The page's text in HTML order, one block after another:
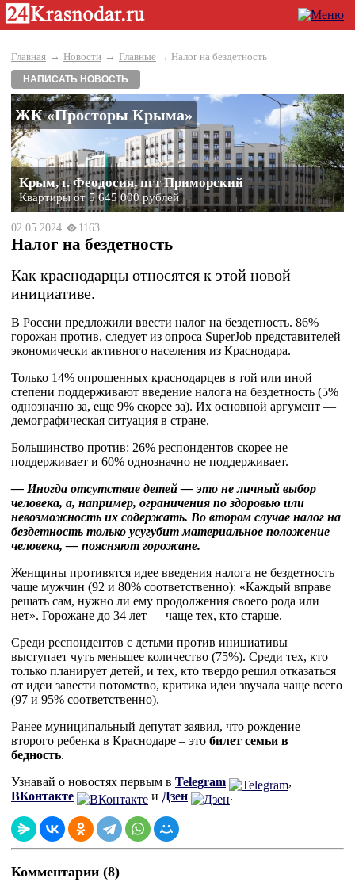
Главная → Новости → Главные → Налог на бездетность
НАПИСАТЬ НОВОСТЬ
ЖК «Просторы Крыма»
Крым, г. Феодосия, пгт Приморский
Квартиры от 5 645 000 рублей
02.05.2024 1163
Налог на бездетность
Как краснодарцы относятся к этой новой
инициативе.
В России предложили ввести налог на бездетность. 86%
горожан против, следует из опроса SuperJob представителей
экономически активного населения из Краснодара.
Только 14% опрошенных краснодарцев в той или иной
степени поддерживают введение налога на бездетность (5%
однозначно за, еще 9% скорее за). Их основной аргумент —
демографическая ситуация в стране.
Большинство против: 26% респондентов скорее не
поддерживает и 60% однозначно не поддерживает.
— Иногда отсутствие детей — это не личный выбор
человека, а, например, ограничения по здоровью или
невозможность их содержать. Во втором случае налог на
бездетность только усугубит материальное положение
человека, — поясняют горожане.
Женщины противятся идее введения налога не бездетность
чаще мужчин (92 и 80% соответственно): «Каждый вправе
решать сам, нужно ли ему продолжения своего рода или
нет». Горожане до 34 лет — чаще тех, кто старше.
Среди респондентов с детьми против инициативы
выступает чуть меньшее количество (75%). Среди тех, кто
только планирует детей, и тех, кто твердо решил отказаться
от идеи завести потомство, критика идеи звучала чаще всего
(97 и 95% соответственно).
Ранее муниципальный депутат заявил, что рождение
второго ребенка в Краснодаре – это билет семьи в
бедность.
Узнавай о новостях первым в Telegram
,
ВКонтакте
и Дзен .
Комментарии (8)